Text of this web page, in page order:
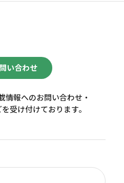
い合わせ
情報へのお問い合わせ・
受け付けております。